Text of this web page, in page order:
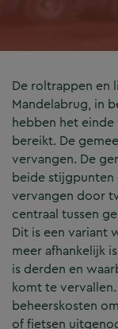
De roltrappen en
Mandelabrug, in
hebben het
bereikt. De
vervangen. De
beide
vervangen door
centraal tussen
Dit is een variant
meer afhankelijk
is derden en
komt te
beheerskosten
of fietsen